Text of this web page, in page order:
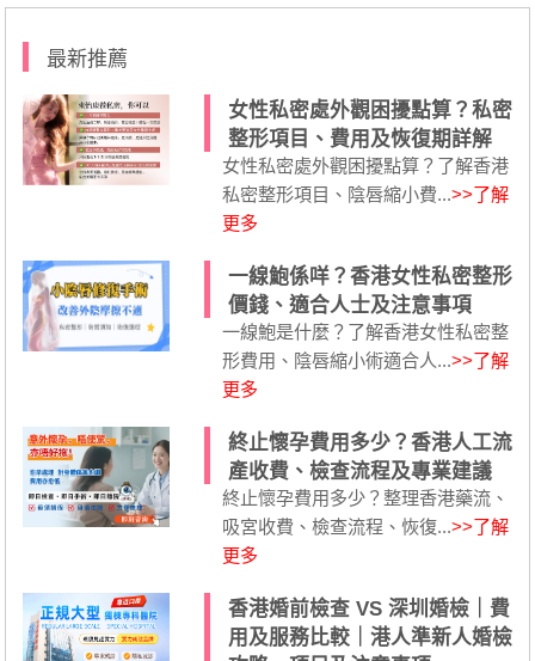
最新推薦
女性私密處外觀困擾點算？私密
整形項目、費用及恢復期詳解
女性私密處外觀困擾點算？了解香港
私密整形項目、陰唇縮小費...>>了解
更多
一線鮑係咩？香港女性私密整形
價錢、適合人士及注意事項
一線鮑是什麼？了解香港女性私密整
形費用、陰唇縮小術適合人...>>了解
更多
終止懷孕費用多少？香港人工流
產收費、檢查流程及專業建議
終止懷孕費用多少？整理香港藥流、
吸宮收費、檢查流程、恢復...>>了解
更多
香港婚前檢查 VS 深圳婚檢｜費
用及服務比較｜港人準新人婚檢